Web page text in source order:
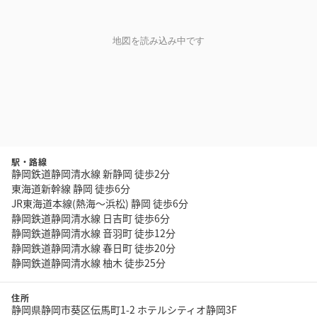
地図を読み込み中です
駅・路線
静岡鉄道静岡清水線 新静岡 徒歩2分
東海道新幹線 静岡 徒歩6分
JR東海道本線(熱海～浜松) 静岡 徒歩6分
静岡鉄道静岡清水線 日吉町 徒歩6分
静岡鉄道静岡清水線 音羽町 徒歩12分
静岡鉄道静岡清水線 春日町 徒歩20分
静岡鉄道静岡清水線 柚木 徒歩25分
住所
静岡県静岡市葵区伝馬町1-2 ホテルシティオ静岡3F